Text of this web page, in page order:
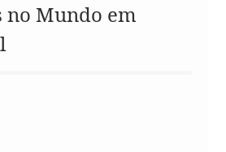
no Mundo em